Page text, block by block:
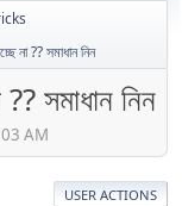
না ?? সমাধান নিন
সমাধান নিন
AM
USER ACTIONS